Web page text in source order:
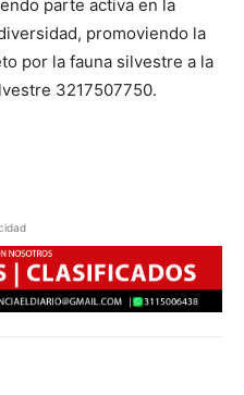
parte activa en la
promoviendo la
por la fauna silvestre a la
3217507750.